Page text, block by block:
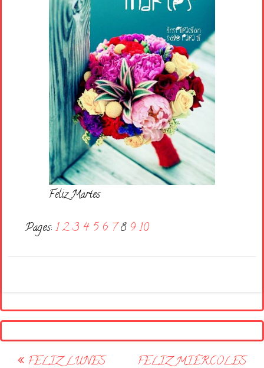
Feliz Martes
Pages: 1 2 3 4 5 6 7 8 9 10
Post
FELIZ LUNES FELIZ MIÉRCOLES